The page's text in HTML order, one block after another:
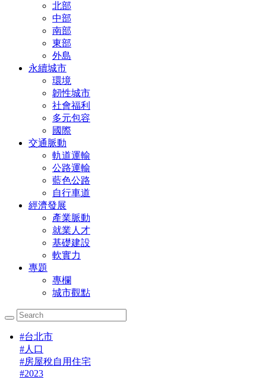
北部
中部
南部
東部
外島
永續城市
環境
韌性城市
社會福利
多元包容
國際
交通脈動
軌道運輸
公路運輸
藍色公路
自行車道
經濟發展
產業脈動
就業人才
基礎建設
軟實力
專題
專欄
城市觀點
#台北市
#人口
#房屋稅自用住宅
#2023